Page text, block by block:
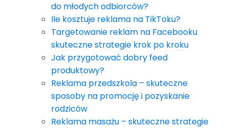
do młodych odbiorców?
Ile kosztuje reklama na TikToku?
Targetowanie reklam na Facebooku
skuteczne strategie krok po kroku
Jak przygotować dobry feed
produktowy?
Reklama przedszkola – skuteczne
sposoby na promocję i pozyskanie
rodziców
Reklama masażu – skuteczne strategie